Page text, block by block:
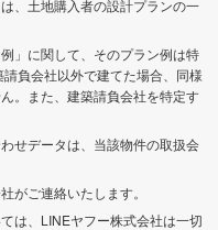
、土地購入者の設計プランの一
」に関して、そのプラン例は特
負会社以外で建てた場合、同様
。また、建築請負会社を特定す
せデータは、当該物件の取扱会
がご連絡いたします。
は、LINEヤフー株式会社は一切